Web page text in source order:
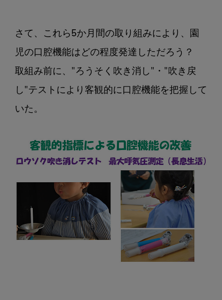
さて、これら5か月間の取り組みにより、園
児の口腔機能はどの程度発達しただろう？
取組み前に、"ろうそく吹き消し"・"吹き戻
し"テストにより客観的に口腔機能を把握して
いた。